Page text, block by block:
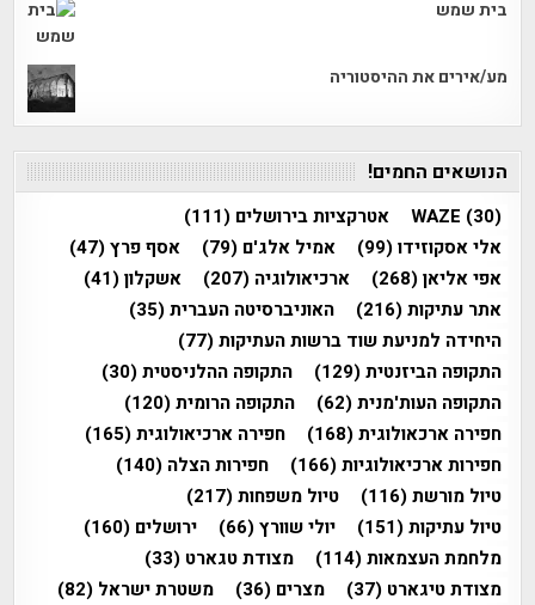
בית שמש
מע/אירים את ההיסטוריה
הנושאים החמים!
WAZE (30) אטרקציות בירושלים (111)
אלי אסקוזידו(99) אמיל אלג'ם (79) אסף פרץ(47)
אפי אליאן(268) ארכיאולוגיה (207) אשקלון(41)
אתר עתיקות(216) האוניברסיטה העברית(35)
היחידה למניעת שוד ברשות העתיקות(77)
התקופה הביזנטית(129) התקופה ההלניסטית(30)
התקופה העות'מנית(62) התקופה הרומית(120)
חפירה ארכאולוגית(168) חפירה ארכיאולוגית(165)
חפירות ארכיאולוגיות(166) חפירות הצלה (140)
טיול מורשת(116) טיול משפחות(217)
טיול עתיקות(151) יולי שוורץ(66) ירושלים (160)
מלחמת העצמאות(114) מצודת טגארט (33)
מצודת טיגארט (37) מצרים (36) משטרת ישראל (82)